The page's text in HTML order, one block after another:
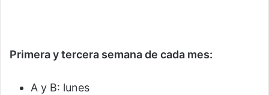
Primera y tercera semana de cada mes:
A y B: lunes